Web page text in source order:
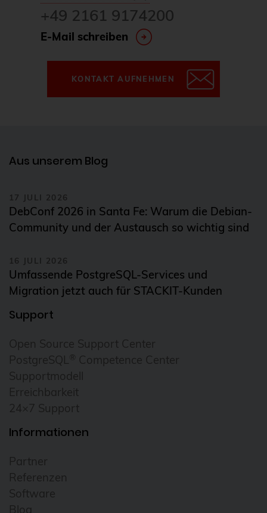
+49 2161 9174200
E-Mail schreiben
KONTAKT AUFNEHMEN
Aus unserem Blog
17 JULI 2026
DebConf 2026 in Santa Fe: Warum die Debian-
Community und der Austausch so wichtig sind
16 JULI 2026
Umfassende PostgreSQL-Services und
Migration jetzt auch für STACKIT-Kunden
Support
Open Source Support Center
PostgreSQL ® Competence Center
Supportmodell
Erreichbarkeit
24×7 Support
Informationen
Partner
Referenzen
Software
Blog